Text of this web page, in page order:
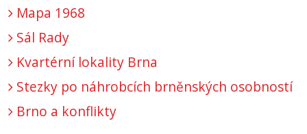
Mapa 1968
Sál Rady
Kvartérní lokality Brna
Stezky po náhrobcích brněnských osobností
Brno a konflikty